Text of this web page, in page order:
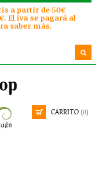
a partir de 50€
El iva se pagará al
saber más.
CARRITO (0)